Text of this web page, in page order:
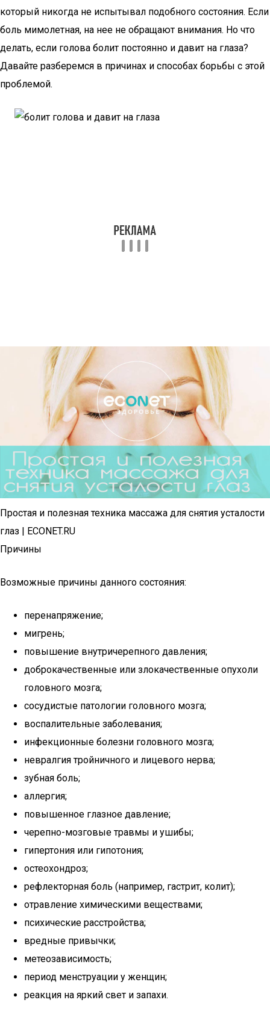
который никогда не испытывал подобного состояния. Если
боль мимолетная, на нее не обращают внимания. Но что
делать, если голова болит постоянно и давит на глаза?
Давайте разберемся в причинах и способах борьбы с этой
проблемой.
Простая и полезная техника массажа для снятия усталости
глаз | ECONET.RU
Причины
Возможные причины данного состояния:
перенапряжение;
мигрень;
повышение внутричерепного давления;
доброкачественные или злокачественные опухоли
головного мозга;
сосудистые патологии головного мозга;
воспалительные заболевания;
инфекционные болезни головного мозга;
невралгия тройничного и лицевого нерва;
зубная боль;
аллергия;
повышенное глазное давление;
черепно-мозговые травмы и ушибы;
гипертония или гипотония;
остеохондроз;
рефлекторная боль (например, гастрит, колит);
отравление химическими веществами;
психические расстройства;
вредные привычки;
метеозависимость;
период менструации у женщин;
реакция на яркий свет и запахи.